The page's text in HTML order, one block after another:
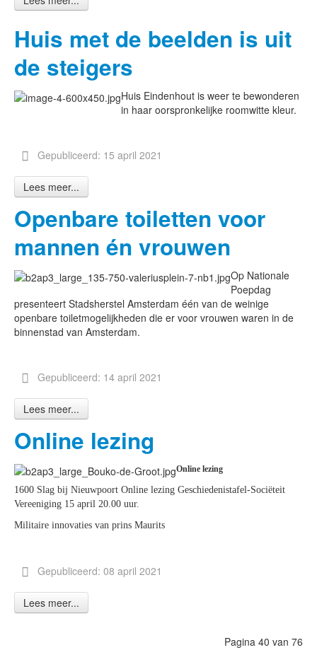
Huis met de beelden is uit
de steigers
Huis Eindenhout is weer te bewonderen
in haar oorspronkelijke roomwitte kleur.
Gepubliceerd: 15 april 2021
Lees meer...
Openbare toiletten voor
mannen én vrouwen
Op Nationale
Poepdag
presenteert Stadsherstel Amsterdam één van de weinige
openbare toiletmogelijkheden die er voor vrouwen waren in de
binnenstad van Amsterdam.
Gepubliceerd: 14 april 2021
Lees meer...
Online lezing
Online lezing
1600 Slag bij Nieuwpoort Online lezing Geschiedenistafel-Sociëteit
Vereeniging 15 april 20.00 uur.
Militaire innovaties van prins Maurits
Gepubliceerd: 08 april 2021
Lees meer...
Pagina 40 van 76